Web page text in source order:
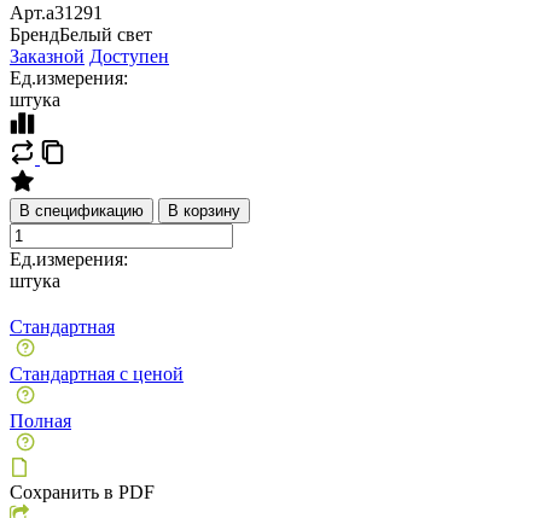
Арт.a31291
БрендБелый свет
Заказной Доступен
Ед.измерения:
штука
В спецификацию В корзину
Ед.измерения:
штука
Стандартная
Стандартная с ценой
Полная
Сохранить в PDF